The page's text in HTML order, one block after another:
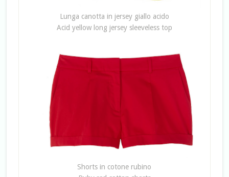
Lunga canotta in jersey giallo acido
Acid yellow long jersey sleeveless top
Shorts in cotone rubino